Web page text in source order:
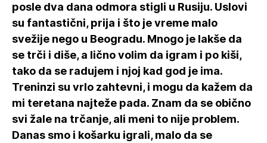
posle dva dana odmora stigli u Rusiju. Uslovi
su fantastični, prija i što je vreme malo
svežije nego u Beogradu. Mnogo je lakše da
se trči i diše, a lično volim da igram i po kiši,
tako da se radujem i njoj kad god je ima.
Treninzi su vrlo zahtevni, i mogu da kažem da
mi teretana najteže pada. Znam da se obično
svi žale na trčanje, ali meni to nije problem.
Danas smo i košarku igrali, malo da se